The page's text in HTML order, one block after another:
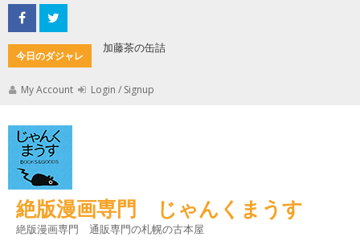
Skip
to
content
今日のダジャレ
加藤茶の缶詰
My Account Login / Signup
絶版漫画専門 じゃんくまうす
絶版漫画専門 通販専門の札幌の古本屋